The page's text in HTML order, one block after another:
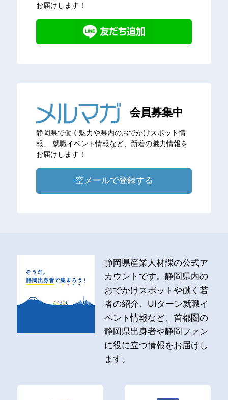
お届けします！
会員募集中
静岡県で働く魅力や県内のおでかけスポット情
報、
就職イベント情報など、新着の魅力情報を
お届けします！
空メールで登録する
静岡県産業人材課の公式ア
カウントです。静岡県内の
おでかけスポットや働く若
者の紹介、UIターン就職イ
ベント情報など、首都圏の
静岡県出身者や静岡ファン
に役に立つ情報をお届けし
ます。